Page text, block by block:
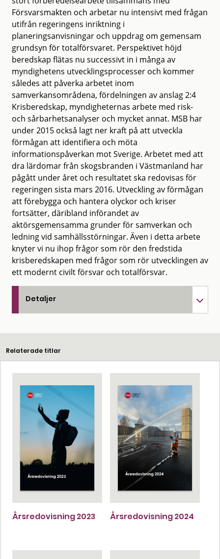
Försvarsmakten och arbetar nu intensivt med frågan
utifrån regeringens inriktning i
planeringsanvisningar och uppdrag om gemensam
grundsyn för totalförsvaret. Perspektivet höjd
beredskap flätas nu successivt in i många av
myndighetens utvecklingsprocesser och kommer
således att påverka arbetet inom
samverkansområdena, fördelningen av anslag 2:4
Krisberedskap, myndigheternas arbete med risk-
och sårbarhetsanalyser och mycket annat. MSB har
under 2015 också lagt ner kraft på att utveckla
förmågan att identifiera och möta
informationspåverkan mot Sverige. Arbetet med att
dra lärdomar från skogsbranden i Västmanland har
pågått under året och resultatet ska redovisas för
regeringen sista mars 2016. Utveckling av förmågan
att förebygga och hantera olyckor och kriser
fortsätter, däribland införandet av
aktörsgemensamma grunder för samverkan och
ledning vid samhällsstörningar. Även i detta arbete
knyter vi nu ihop frågor som rör den fredstida
krisberedskapen med frågor som rör utvecklingen av
ett modernt civilt försvar och totalförsvar.
Detaljer
Relaterade titlar
Årsredovisning 2023 Årsredovisning 2024